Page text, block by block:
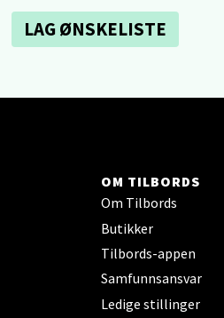
LAG ØNSKELISTE
OM TILBORDS
Om Tilbords
Butikker
Tilbords-appen
Samfunnsansvar
Ledige stillinger
Ski